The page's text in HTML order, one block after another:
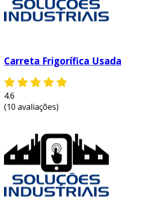
Carreta Frigorífica Usada
4.6
(10 avaliações)